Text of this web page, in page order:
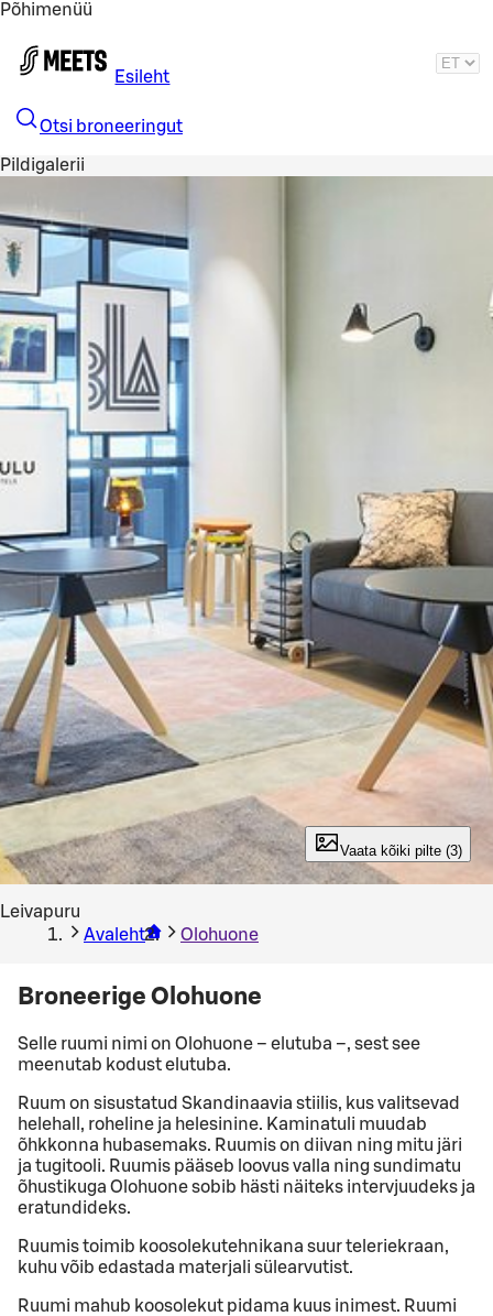
Põhimenüü
Esileht
Otsi broneeringut
Pildigalerii
Vaata pilti 1 / 3
Vaata kõiki pilte (3)
Leivapuru
Avaleht
Olohuone
Broneerige Olohuone
Selle ruumi nimi on Olohuone – elutuba –, sest see
meenutab kodust elutuba.
Ruum on sisustatud Skandinaavia stiilis, kus valitsevad
helehall, roheline ja helesinine. Kaminatuli muudab
õhkkonna hubasemaks. Ruumis on diivan ning mitu järi
ja tugitooli. Ruumis pääseb loovus valla ning sundimatu
õhustikuga Olohuone sobib hästi näiteks intervjuudeks ja
eratundideks.
Ruumis toimib koosolekutehnikana suur teleriekraan,
kuhu võib edastada materjali sülearvutist.
Ruumi mahub koosolekut pidama kuus inimest. Ruumi